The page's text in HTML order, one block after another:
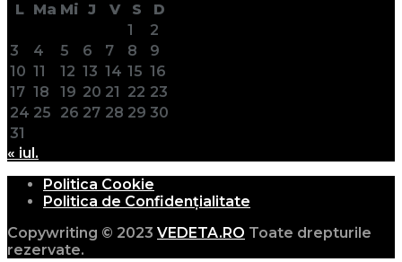
L Ma Mi J V S
D
1
2
3
4 5 6 7 8
9
10 11 12 13 14 15 16
17 18 19 20 21 22 23
24 25 26 27 28 29 30
31
« iul.
Politica Cookie
Politica de Confidențialitate
Copywriting © 2023 VEDETA.RO Toate drepturile
rezervate.